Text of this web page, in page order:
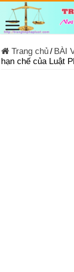
Trang chủ/ BÀI
hạn chế của Luật